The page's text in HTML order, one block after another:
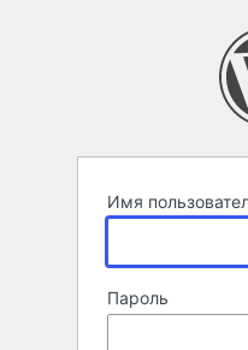
Имя
Пароль